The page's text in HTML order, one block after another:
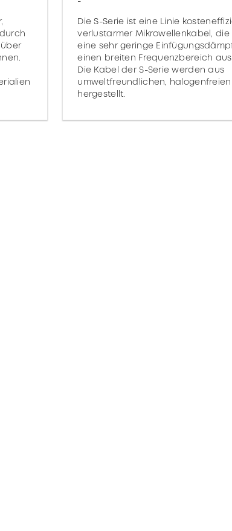
Die S-Serie ist eine Linie
verlustarmer Mikrowellenkabel,
eine sehr geringe
einen breiten Frequenzbereich
Die Kabel der S-Serie werden aus
umweltfreundlichen,
hergestellt.